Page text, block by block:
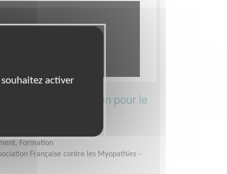
Pôle Formation pour le
Formation
Française contre les Myopathies -
activer